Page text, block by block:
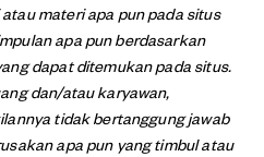
materi apa pun pada situs
apa pun berdasarkan
dapat ditemukan pada situs.
dan/atau karyawan,
tidak bertanggung jawab
apa pun yang timbul atau